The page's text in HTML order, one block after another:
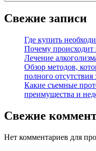
Свежие записи
Где купить
Почему
Лечение
Обзор методов,
полного отсутствия
Какие съемные
преимущества и
Свежие
Нет комментариев для